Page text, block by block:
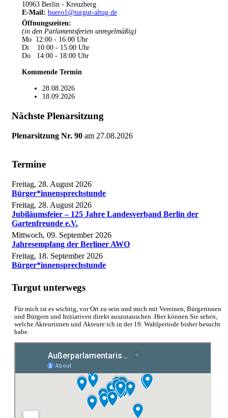
10963 Berlin - Kreuzberg
E-Mail: buero1@turgut-altug.de
Öffnungszeiten:
(in den Parlamentsferien unregelmäßig)
Mo 12:00 - 16:00 Uhr
Di 10:00 - 15:00 Uhr
Do 14:00 - 18:00 Uhr
Kommende Termin
28.08.2026
18.09.2026
Nächste Plenarsitzung
Plenarsitzung Nr. 90 am 27.08.2026
Termine
Freitag, 28. August 2026
Bürger*innensprechstunde
Freitag, 28. August 2026
Jubiläumsfeier – 125 Jahre Landesverband Berlin der
Gartenfreunde e.V.
Mittwoch, 09. September 2026
Jahresempfang der Berliner AWO
Freitag, 18. September 2026
Bürger*innensprechstunde
Turgut unterwegs
Für mich ist es wichtig, vor Ort zu sein und mich mit Vereinen, Bürgerinnen
und Bürgern und Initiativen direkt auszutauschen. Hier können Sie sehen,
welche Akteurinnen und Akteure ich in der 19. Wahlperiode bisher besucht
habe.